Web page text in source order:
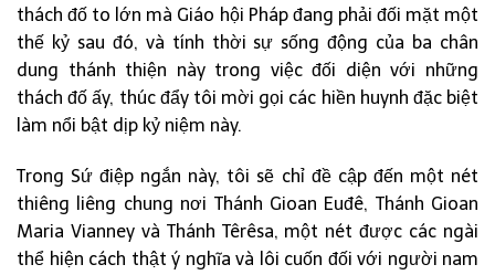
thách đố to lớn mà Giáo hội Pháp đang phải đối mặt một
thế kỷ sau đó, và tính thời sự sống động của ba chân
dung thánh thiện này trong việc đối diện với những
thách đố ấy, thúc đẩy tôi mời gọi các hiền huynh đặc biệt
làm nổi bật dịp kỷ niệm này.
Trong Sứ điệp ngắn này, tôi sẽ chỉ đề cập đến một nét
thiêng liêng chung nơi Thánh Gioan Euđê, Thánh Gioan
Maria Vianney và Thánh Têrêsa, một nét được các ngài
thể hiện cách thật ý nghĩa và lôi cuốn đối với người nam